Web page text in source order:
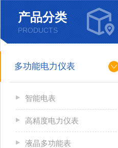
产品分类
PRODUCTS
多功能电力仪表
智能电表
高精度电力仪表
液晶多功能表